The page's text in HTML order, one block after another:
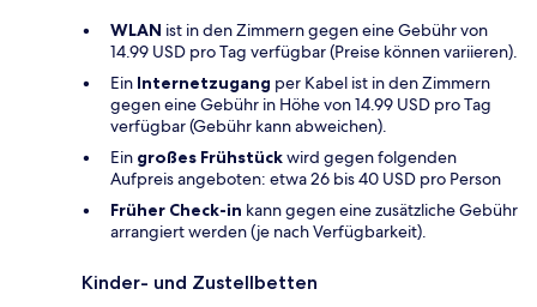
WLAN ist in den Zimmern gegen eine Gebühr von
14.99 USD pro Tag verfügbar (Preise können variieren).
Ein Internetzugang per Kabel ist in den Zimmern
gegen eine Gebühr in Höhe von 14.99 USD pro Tag
verfügbar (Gebühr kann abweichen).
Ein großes Frühstückwird gegen folgenden
Aufpreis angeboten: etwa 26 bis 40 USD pro Person
Früher Check-in kann gegen eine zusätzliche Gebühr
arrangiert werden (je nach Verfügbarkeit).
Kinder- und Zustellbetten